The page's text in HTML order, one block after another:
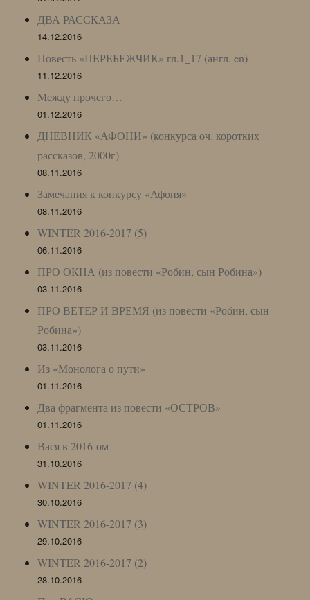
ДВА РАССКАЗА
14.12.2016
Повесть «ПЕРЕБЕЖЧИК» гл.1_17 (англ. en)
11.12.2016
Между прочего…
01.12.2016
ДНЕВНИК «АФОНИ» (конкурса оч. коротких
рассказов, 2000г)
08.11.2016
Замечания к конкурсу «Афоня»
08.11.2016
WINTER 2016-2017 (5)
06.11.2016
ПРО ОКНА (из повести «Робин, сын Робина»)
03.11.2016
ПРО ВЕТЕР И ВРЕМЯ (из повести «Робин, сын
Робина»)
03.11.2016
Из «Монолога о пути»
01.11.2016
Два фрагмента из повести «ОСТРОВ»
01.11.2016
Вася в 2016-ом
31.10.2016
WINTER 2016-2017 (4)
30.10.2016
WINTER 2016-2017 (3)
29.10.2016
WINTER 2016-2017 (2)
28.10.2016